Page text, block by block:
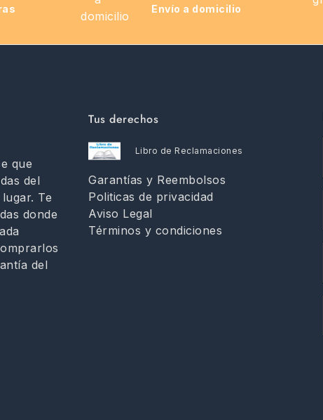
Envío a domicilio
que
del
Te
donde
del
Tus derechos
Libro de Reclamaciones
Garantías y Reembolsos
Politicas de privacidad
Aviso Legal
Términos y condiciones